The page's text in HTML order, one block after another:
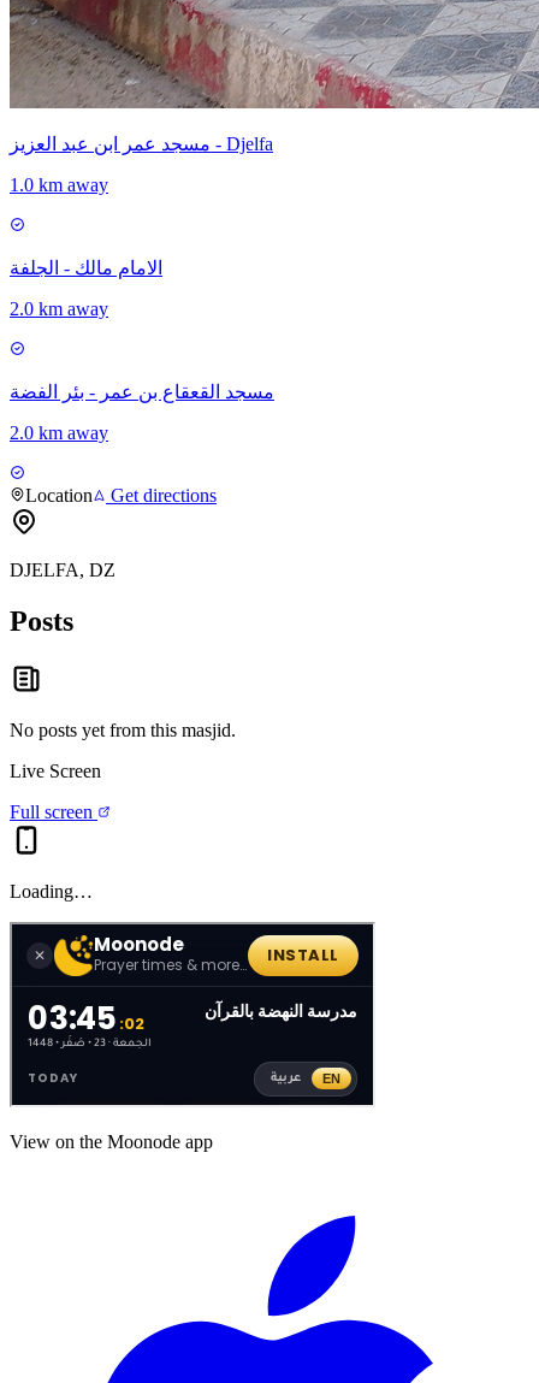
مسجد عمر ابن عبد العزيز - Djelfa
1.0 km away
الامام مالك - الجلفة
2.0 km away
مسجد القعقاع بن عمر - بئر الفضة
2.0 km away
Location Get directions
DJELFA, DZ
Posts
No posts yet from this masjid.
Live Screen
Full screen
Loading…
View on the Moonode app